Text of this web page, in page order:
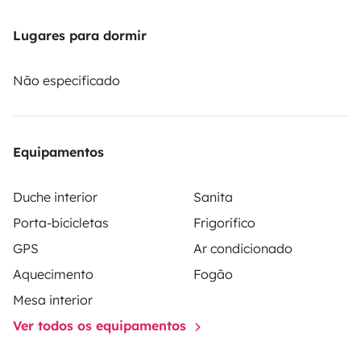
diretamente no local no momento do levantamento do
indicativo.
Lugares para dormir
Não especificado
Equipamentos
Duche interior
Sanita
Porta-bicicletas
Frigorífico
GPS
Ar condicionado
Aquecimento
Fogão
Mesa interior
Ver todos os equipamentos